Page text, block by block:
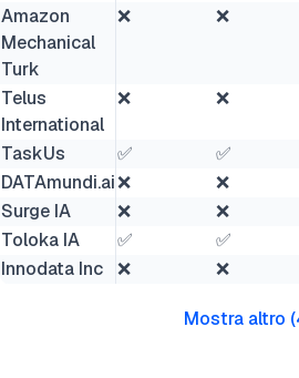
Amazon
Mechanical
Turk
❌ ❌
Telus
International
❌ ❌
TaskUs ✅ ✅
DATAmundi.ai❌ ❌
Surge IA
❌ ❌
Toloka IA
✅ ✅
Innodata Inc
❌ ❌
Mostra altro (